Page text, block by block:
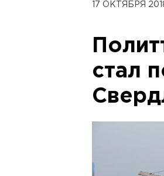
17 ОКТЯБРЯ
стал